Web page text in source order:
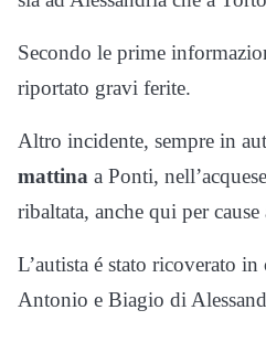
Secondo le prime
riportato gravi ferite.
Altro incidente, sempre in
mattina a Ponti,
ribaltata, anche qui per cause
L’autista é stato ricoverato
Antonio e Biagio di